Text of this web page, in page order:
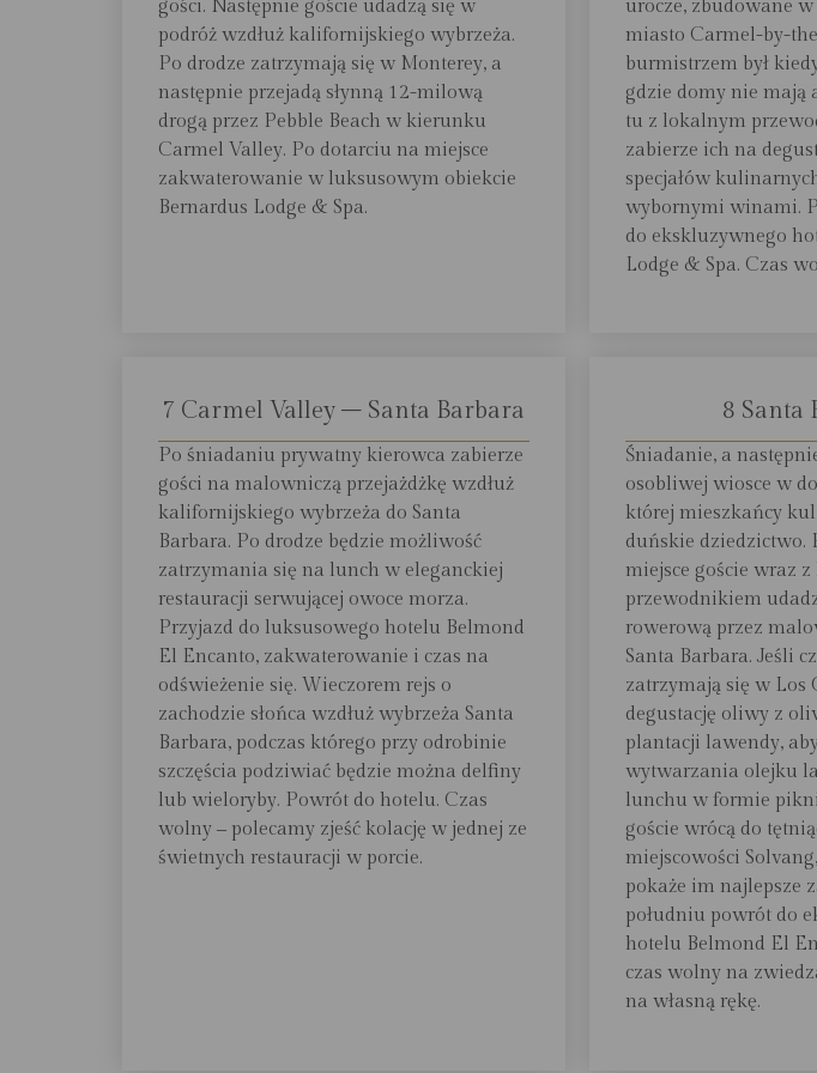
gości. Następnie goście udadzą się w
podróż wzdłuż kalifornijskiego wybrzeża.
Po drodze zatrzymają się w Monterey, a
następnie przejadą słynną 12-milową
drogą przez Pebble Beach w kierunku
Carmel Valley. Po dotarciu na miejsce
zakwaterowanie w luksusowym obiekcie
Bernardus Lodge & Spa.
urocze, zbudowane
miasto Carmel-by-
burmistrzem był
gdzie domy nie mają
tu z lokalnym
zabierze ich na
specjałów
wybornymi winami.
do ekskluzywnego
Lodge & Spa. Czas
7 Carmel Valley – Santa Barbara
Po śniadaniu prywatny kierowca zabierze
gości na malowniczą przejażdżkę wzdłuż
kalifornijskiego wybrzeża do Santa
Barbara. Po drodze będzie możliwość
zatrzymania się na lunch w eleganckiej
restauracji serwującej owoce morza.
Przyjazd do luksusowego hotelu Belmond
El Encanto, zakwaterowanie i czas na
odświeżenie się. Wieczorem rejs o
zachodzie słońca wzdłuż wybrzeża Santa
Barbara, podczas którego przy odrobinie
szczęścia podziwiać będzie można delfiny
lub wieloryby. Powrót do hotelu. Czas
wolny ‒ polecamy zjeść kolację w jednej ze
świetnych restauracji w porcie.
8 Santa
Śniadanie, a
osobliwej wiosce w
której mieszkańcy
duńskie dziedzictwo.
miejsce goście wraz
przewodnikiem
rowerową przez
Santa Barbara. Jeśli
zatrzymają się w Los
degustację oliwy z
plantacji lawendy,
wytwarzania olejku
lunchu w formie
goście wrócą do
miejscowości
pokaże im najlepsze
południu powrót do
hotelu Belmond El
czas wolny na
na własną rękę.